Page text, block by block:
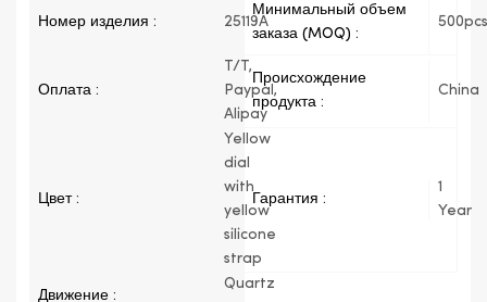
Номер изделия : 25119A
Минимальный объем
заказа (MOQ) :
500pcs
Оплата :
T/T,
Paypal,
Alipay
Происхождение
продукта :
China
Цвет :
Yellow
dial
with
yellow
silicone
strap
Гарантия :
1
Year
Движение :
Quartz